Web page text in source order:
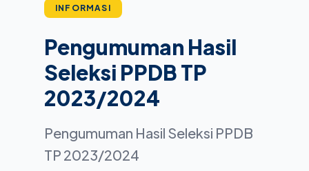
Beranda
Informasi
Profil
Kata
Sambutan
Program
INFORMASI
Pengumuman Hasil
Seleksi PPDB TP
2023/2024
Pengumuman Hasil Seleksi PPDB
TP 2023/2024